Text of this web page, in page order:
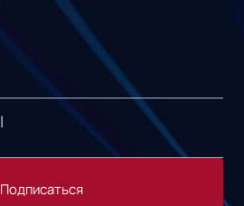
Подписаться